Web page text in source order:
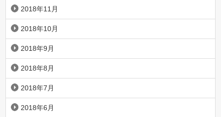
2018年11月
2018年10月
2018年9月
2018年8月
2018年7月
2018年6月